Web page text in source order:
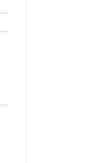
2026职工思想动态及思想政治工作有效性针对性调查分析报告(3篇)
2026年人教版高二第二学期化学期末有机基础模拟试卷（附答案可下载）
2026年春季全国英语水平测试备考策略及真题解析